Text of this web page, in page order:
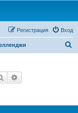
Вход
Регистрация
Поиск